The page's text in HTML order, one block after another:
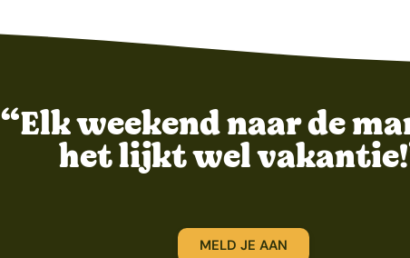
“Elk weekend naar de
het lijkt wel
MELD JE AAN